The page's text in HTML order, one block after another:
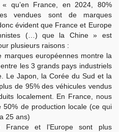
qu’en France, en 2024, 80%
vendues sont de marques
évident que France et Europe
(…) que la Chine » est
plusieurs raisons :
marques européennes montre la
les 3 grands pays industriels
Le Japon, la Corée du Sud et la
de 95% des véhicules vendus
localement. En France, nous
50% de production locale (ce qui
25 ans)
et l’Europe sont plus